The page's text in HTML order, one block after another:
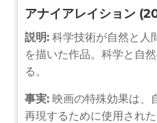
アナイアレイション
説明: 科学技術が自然と人
を描いた作品。科学と自
る。
事実: 映画の特殊効果は、
再現するために使用された